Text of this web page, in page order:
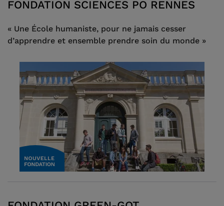
FONDATION SCIENCES PO RENNES
« Une École humaniste, pour ne jamais cesser
d’apprendre et ensemble prendre soin du monde »